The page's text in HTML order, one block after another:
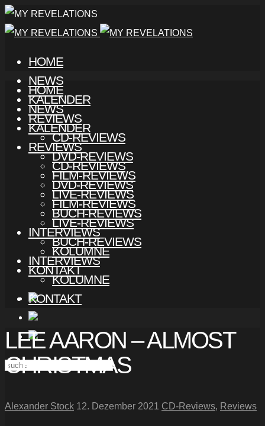
HOME
NEWS
KALENDER
REVIEWS
CD-REVIEWS
DVD-REVIEWS
FILM-REVIEWS
LIVE-REVIEWS
BUCH-REVIEWS
INTERVIEWS
KOLUMNE
KONTAKT
HOME
NEWS
KALENDER
REVIEWS
CD-REVIEWS
DVD-REVIEWS
FILM-REVIEWS
LIVE-REVIEWS
BUCH-REVIEWS
INTERVIEWS
KOLUMNE
KONTAKT
LEE AARON – ALMOST
CHRISTMAS
Alexander Stock 12. Dezember 2021 CD-Reviews, Reviews